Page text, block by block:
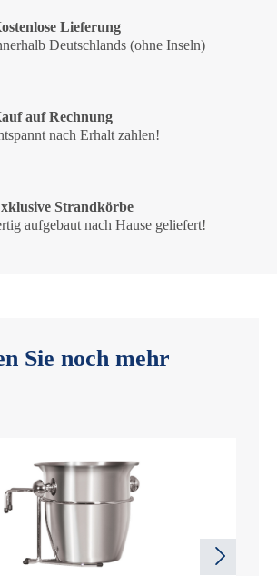
Lieferung
Deutschlands (ohne Inseln)
auf Rechnung
nach Erhalt zahlen!
Strandkörbe
aufgebaut nach Hause geliefert!
Sie noch mehr